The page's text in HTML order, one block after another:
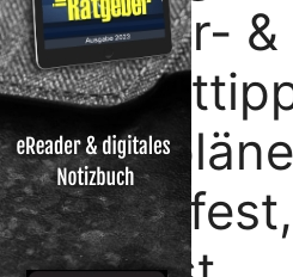
Einkehr- &
wetterfest,